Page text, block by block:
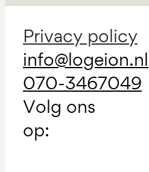
Privacy policy
info@logeion.nl
070-3467049
Volg ons
op: